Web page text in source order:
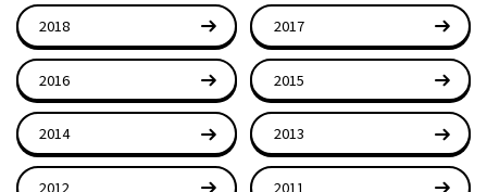
2018 2017
2016 2015
2014 2013
2012 2011